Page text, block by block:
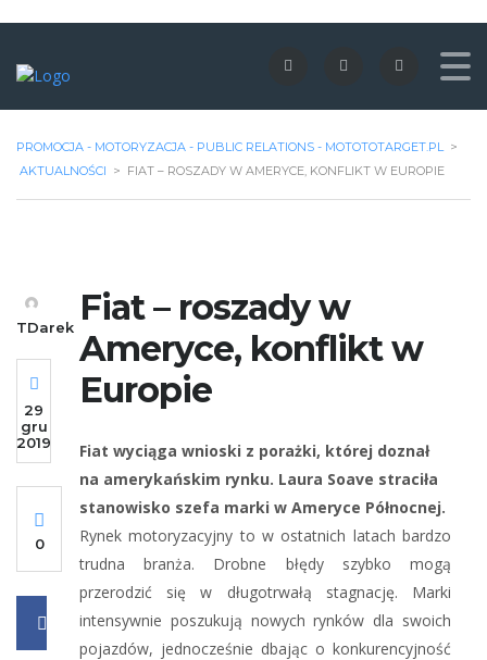
PROMOCJA - MOTORYZACJA - PUBLIC RELATIONS - MOTOTOTARGET.PL >
AKTUALNOŚCI > FIAT – ROSZADY W AMERYCE, KONFLIKT W EUROPIE
TDarek
29
gru
2019
0
Fiat – roszady w
Ameryce, konflikt w
Europie
Fiat wyciąga wnioski z porażki, której doznał
na amerykańskim rynku. Laura Soave straciła
stanowisko szefa marki w Ameryce Północnej.
Rynek motoryzacyjny to w ostatnich latach bardzo
trudna branża. Drobne błędy szybko mogą
przerodzić się w długotrwałą stagnację. Marki
intensywnie poszukują nowych rynków dla swoich
pojazdów, jednocześnie dbając o konkurencyjność